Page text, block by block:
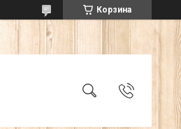
Корзина